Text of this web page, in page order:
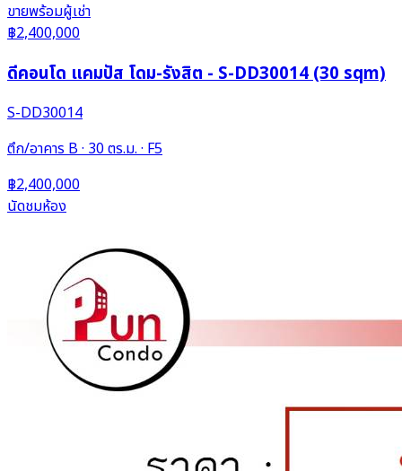
ขายพร้อมผู้เช่า
฿2,400,000
ดีคอนโด แคมปัส โดม-รังสิต - S-DD30014 (30 sqm)
S-DD30014
ตึก/อาคาร B · 30 ตร.ม. · F5
฿2,400,000
นัดชมห้อง